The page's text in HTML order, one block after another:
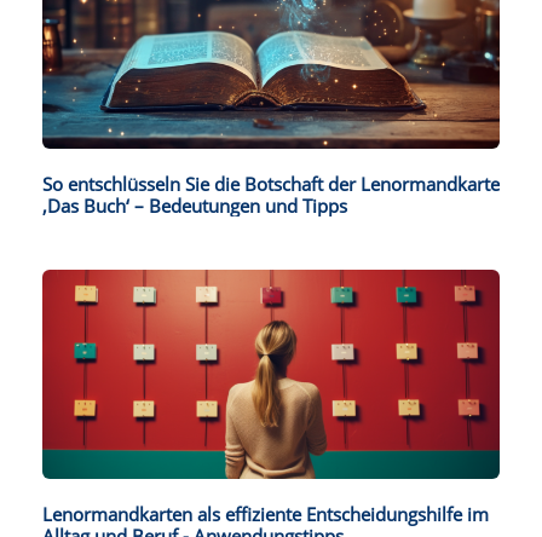
So entschlüsseln Sie die Botschaft der Lenormandkarte
‚Das Buch‘ – Bedeutungen und Tipps
Lenormandkarten als effiziente Entscheidungshilfe im